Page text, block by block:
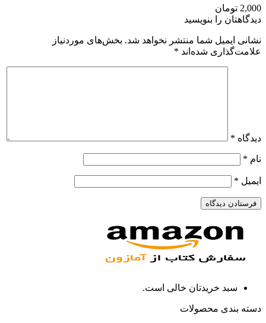
2,000 تومان
دیدگاهتان را بنویسید
نشانی ایمیل شما منتشر نخواهد شد. بخش‌های موردنیاز
علامت‌گذاری شده‌اند *
دیدگاه *
نام *
ایمیل *
سبد خریدتان خالی است.
دسته بندی محصولات